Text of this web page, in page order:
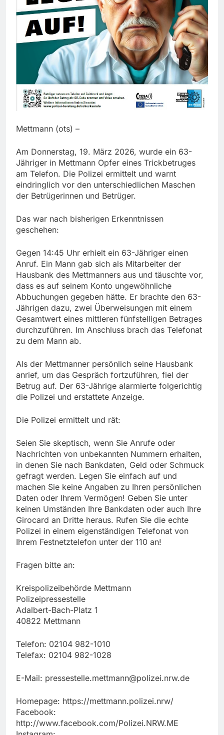
Mettmann (ots) –
Am Donnerstag, 19. März 2026, wurde ein 63-
Jähriger in Mettmann Opfer eines Trickbetruges
am Telefon. Die Polizei ermittelt und warnt
eindringlich vor den unterschiedlichen Maschen
der Betrügerinnen und Betrüger.
Das war nach bisherigen Erkenntnissen
geschehen:
Gegen 14:45 Uhr erhielt ein 63-Jähriger einen
Anruf. Ein Mann gab sich als Mitarbeiter der
Hausbank des Mettmanners aus und täuschte vor,
dass es auf seinem Konto ungewöhnliche
Abbuchungen gegeben hätte. Er brachte den 63-
Jährigen dazu, zwei Überweisungen mit einem
Gesamtwert eines mittleren fünfstelligen Betrages
durchzuführen. Im Anschluss brach das Telefonat
zu dem Mann ab.
Als der Mettmanner persönlich seine Hausbank
anrief, um das Gespräch fortzuführen, fiel der
Betrug auf. Der 63-Jährige alarmierte folgerichtig
die Polizei und erstattete Anzeige.
Die Polizei ermittelt und rät:
Seien Sie skeptisch, wenn Sie Anrufe oder
Nachrichten von unbekannten Nummern erhalten,
in denen Sie nach Bankdaten, Geld oder Schmuck
gefragt werden. Legen Sie einfach auf und
machen Sie keine Angaben zu Ihren persönlichen
Daten oder Ihrem Vermögen! Geben Sie unter
keinen Umständen Ihre Bankdaten oder auch Ihre
Girocard an Dritte heraus. Rufen Sie die echte
Polizei in einem eigenständigen Telefonat von
Ihrem Festnetztelefon unter der 110 an!
Fragen bitte an:
Kreispolizeibehörde Mettmann
Polizeipressestelle
Adalbert-Bach-Platz 1
40822 Mettmann
Telefon: 02104 982-1010
Telefax: 02104 982-1028
E-Mail: pressestelle.mettmann@polizei.nrw.de
Homepage: https://mettmann.polizei.nrw/
Facebook:
http://www.facebook.com/Polizei.NRW.ME